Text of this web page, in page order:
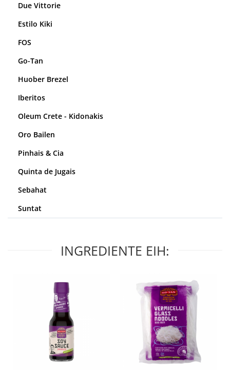
Due Vittorie
Estilo Kiki
FOS
Go-Tan
Huober Brezel
Iberitos
Oleum Crete - Kidonakis
Oro Bailen
Pinhais & Cia
Quinta de Jugais
Sebahat
Suntat
INGREDIENTE EIH: